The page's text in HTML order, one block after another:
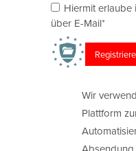
Hiermit erlaube
über E-Mail*
Wir
Plattform